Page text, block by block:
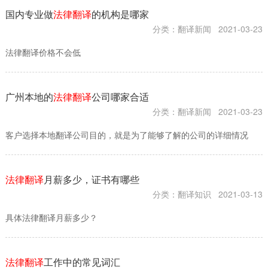
国内专业做法律翻译的机构是哪家
分类：翻译新闻
2021-03-23
法律翻译价格不会低
广州本地的法律翻译公司哪家合适
分类：翻译新闻
2021-03-23
客户选择本地翻译公司​目的，就是为了能够了解的公司的详细情况
法律翻译月薪多少，证书有哪些
分类：翻译知识
2021-03-13
具体法律翻译月薪多少？
法律翻译工作中的常见词汇